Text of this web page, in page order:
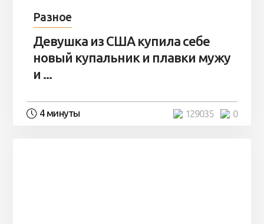
Разное
Девушка из США купила себе
новый купальник и плавки мужу
и ...
4 минуты 0
129035